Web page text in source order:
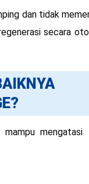
dan tidak
secara
mengatasi